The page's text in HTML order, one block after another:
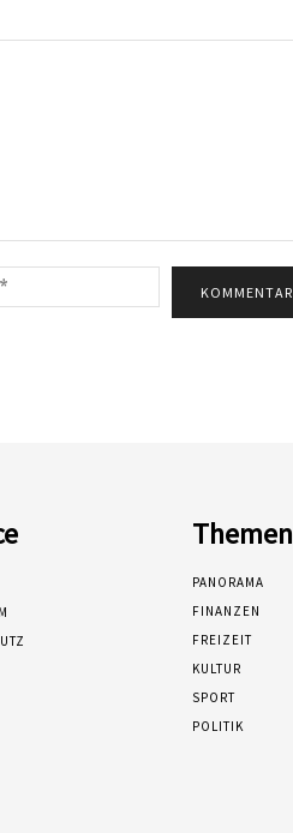
Mail:*
Themen
PANORAMA
FINANZEN
FREIZEIT
KULTUR
SPORT
POLITIK